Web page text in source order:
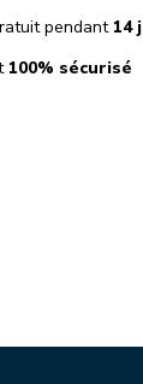
pendant 14
100% sécurisé